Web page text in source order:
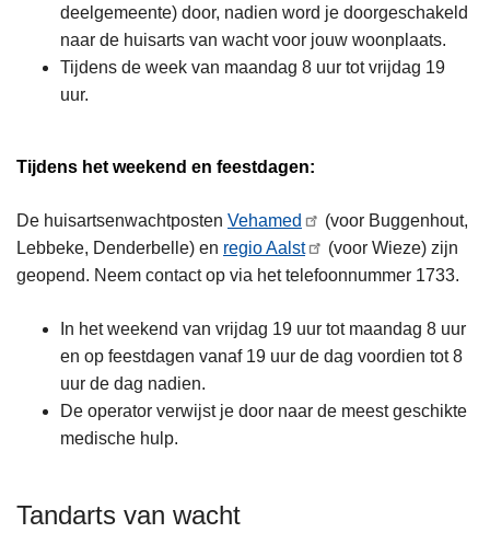
deelgemeente) door, nadien word je doorgeschakeld
naar de huisarts van wacht voor jouw woonplaats.
Tijdens de week van maandag 8 uur tot vrijdag 19
uur.
Tijdens het weekend en feestdagen:
De huisartsenwachtposten Vehamed
(voor Buggenhout,
Lebbeke, Denderbelle) en regio Aalst
(voor Wieze) zijn
geopend. Neem contact op via het telefoonnummer 1733.
In het weekend van vrijdag 19 uur tot maandag 8 uur
en op feestdagen vanaf 19 uur de dag voordien tot 8
uur de dag nadien.
De operator verwijst je door naar de meest geschikte
medische hulp.
Tandarts van wacht